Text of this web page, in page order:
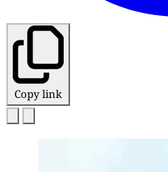
Copy link